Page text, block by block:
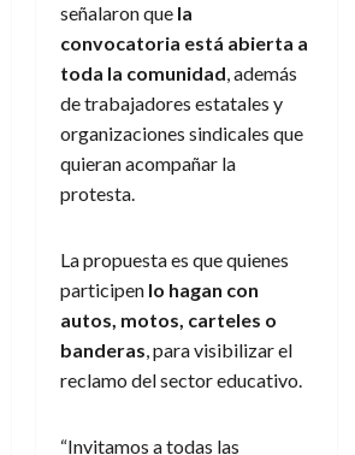
señalaron que la
convocatoria está abierta a
toda la comunidad, además
de trabajadores estatales y
organizaciones sindicales que
quieran acompañar la
protesta.
La propuesta es que quienes
participen lo hagan con
autos, motos, carteles o
banderas, para visibilizar el
reclamo del sector educativo.
“Invitamos a todas las